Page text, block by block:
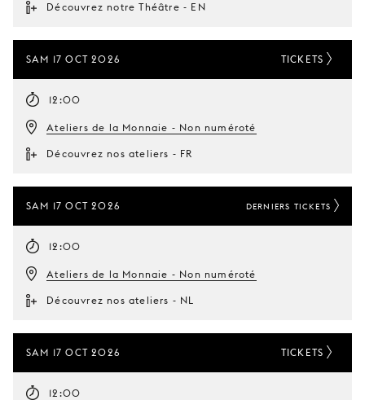
Découvrez notre Théâtre - EN
SAM 17 OCT 2026
12:00
Ateliers de la Monnaie - Non numéroté
Découvrez nos ateliers - FR
TICKETS
SAM 17 OCT 2026
12:00
Ateliers de la Monnaie - Non numéroté
Découvrez nos ateliers - NL
DERNIERS TICKETS
SAM 17 OCT 2026
12:00
TICKETS